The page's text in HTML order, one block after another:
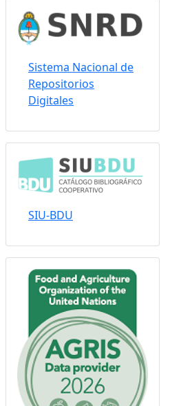
Sistema Nacional de
Repositorios
Digitales
SIU-BDU